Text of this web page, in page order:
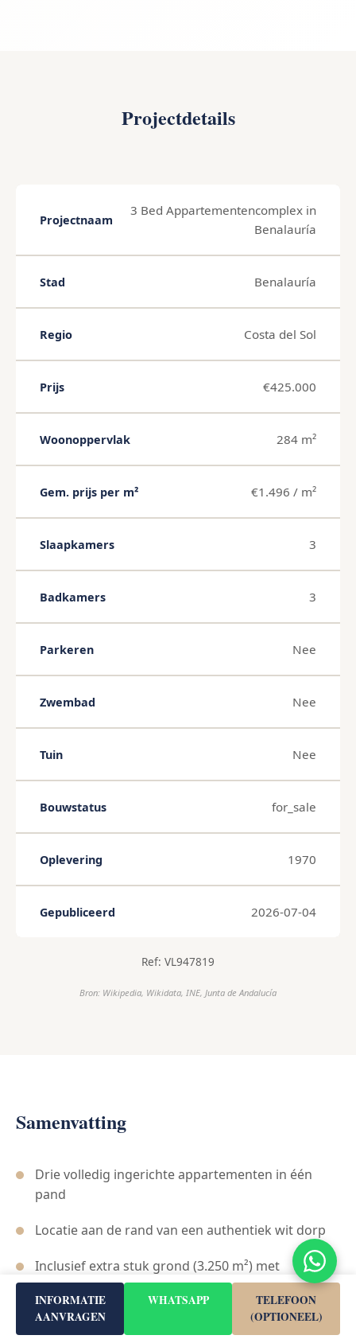
Projectdetails
Projectnaam
3 Bed Appartementencomplex in
Benalauría
Stad Benalauría
Regio Costa del Sol
Prijs €425.000
Woonoppervlak 284 m²
Gem. prijs per m² €1.496 / m²
Slaapkamers 3
Badkamers 3
Parkeren Nee
Zwembad Nee
Tuin Nee
Bouwstatus for_sale
Oplevering 1970
Gepubliceerd 2026-07-04
Ref: VL947819
Bron: Wikipedia, Wikidata, INE, Junta de Andalucía
Samenvatting
Drie volledig ingerichte appartementen in één
pand
Locatie aan de rand van een authentiek wit dorp
Inclusief extra stuk grond (3.250 m²) met
olijfbomen
Uitzicht over de Genal-vallei
INFORMATIE
AANVRAGEN
WHATSAPP
TELEFOON
(OPTIONEEL)